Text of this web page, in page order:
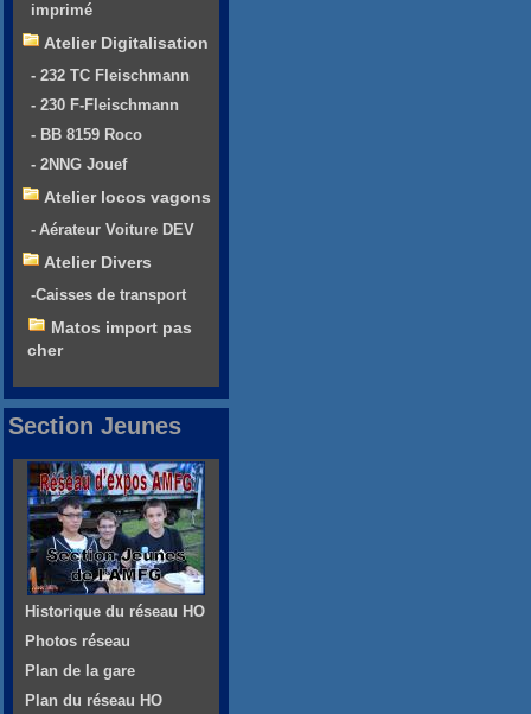
imprimé
Atelier Digitalisation
- 232 TC Fleischmann
- 230 F-Fleischmann
- BB 8159 Roco
- 2NNG Jouef
Atelier locos vagons
- Aérateur Voiture DEV
Atelier Divers
-Caisses de transport
Matos import pas
cher
Section Jeunes
Historique du réseau HO
Photos réseau
Plan de la gare
Plan du réseau HO